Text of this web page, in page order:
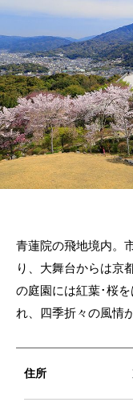
青蓮院の飛地境内。
り、大舞台からは京
の庭園には紅葉･桜
れ、四季折々の風情
住所